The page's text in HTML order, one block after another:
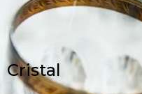
Cristal